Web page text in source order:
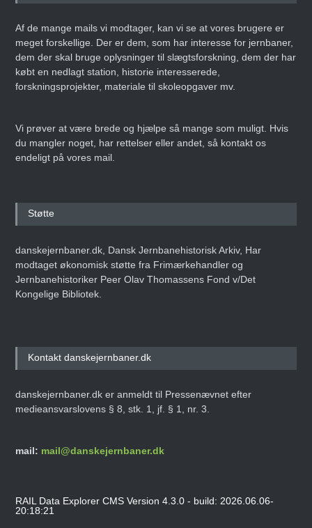
Af de mange mails vi modtager, kan vi se at vores brugere er
meget forskellige. Der er dem, som har interesse for jernbaner,
dem der skal bruge oplysninger til slægtsforskning, dem der har
købt en nedlagt station, historie interesserede,
forskningsprojekter, materiale til skoleopgaver mv.
Vi prøver at være brede og hjælpe så mange som muligt. Hvis
du mangler noget, har rettelser eller andet, så kontakt os
endeligt på vores mail.
Støtte
danskejernbaner.dk, Dansk Jernbanehistorisk Arkiv, Har
modtaget økonomisk støtte fra Frimærkehandler og
Jernbanehistoriker Peer Olav Thomassens Fond v/Det
Kongelige Bibliotek.
Kontakt danskejernbaner.dk
danskejernbaner.dk er anmeldt til Pressenævnet efter
medieansvarslovens § 8, stk. 1, jf. § 1, nr. 3.
mail: mail@danskejernbaner.dk
RAIL Data Explorer CMS Version 4.3.0 - build: 2026.06.06-
20:18:21